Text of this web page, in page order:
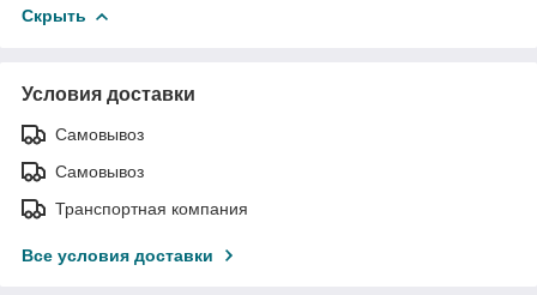
Скрыть
Условия доставки
Самовывоз
Самовывоз
Транспортная компания
Все условия доставки